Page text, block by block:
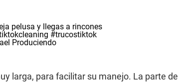
pelusa y llegas a rincones
#trucostiktok
Produciendo
larga, para facilitar su manejo. La parte del